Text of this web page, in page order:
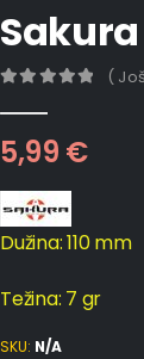
Sakura
(
5,99 €
Dužina: 110 mm
Težina: 7 gr
SKU: N/A